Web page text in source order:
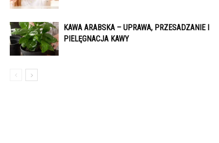
KAWA ARABSKA – UPRAWA, PRZESADZANIE I
PIELĘGNACJA KAWY